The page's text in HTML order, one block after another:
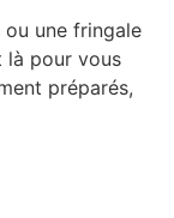
une fringale
là pour vous
préparés,